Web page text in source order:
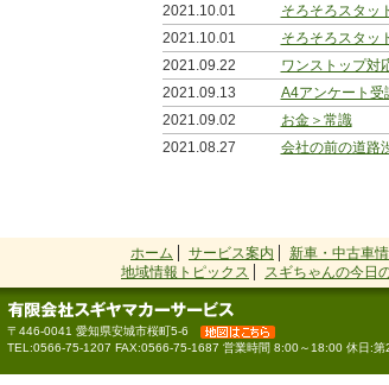
2021.10.01
そろそろスタッ
2021.10.01
そろそろスタッ
2021.09.22
ワンストップ対
2021.09.13
A4アンケート受
2021.09.02
お金＞常識
2021.08.27
会社の前の道路
2021.07.03
看板が変わりま
2015.10.02
「エンジンオイ
2015.07.21
2015.05.01
オイル交換まつ
ホーム サービス案内 新車・中古車
地域情報トピックス
スギちゃんの今日
〒446-0041 愛知県安城市桜町5-6
TEL:0566-75-1207 FAX:0566-75-1687 営業時間 8:00～18:00 休日:第